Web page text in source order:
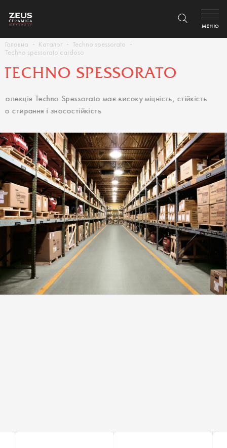
Головна Каталог
Techno spessorato
Techno spessorato cardoso
МЕНЮ
TECHNO SPESSORATO
Колекція Techno Spessorato має високу міцність, стійкість
до стирання і зносостійкість